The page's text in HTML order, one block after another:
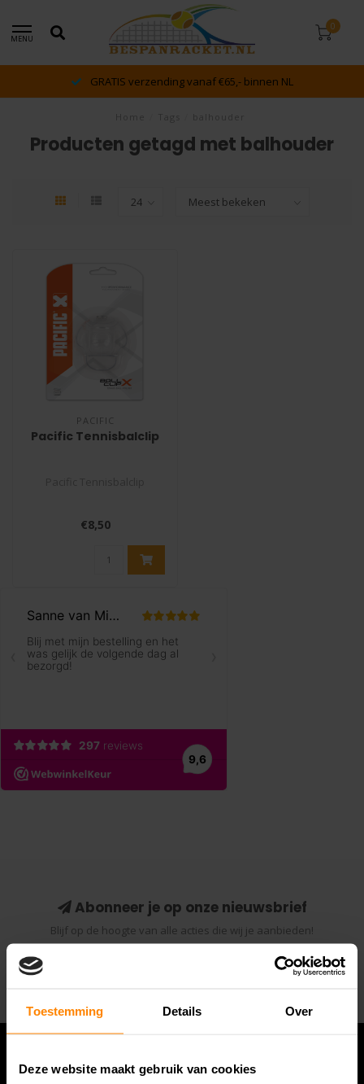
Toestemming Details Over
Deze website maakt gebruik van cookies
MENU
0
GRATIS verzending vanaf €65,- binnen NL
Producten getagd met balhouder
PACIFIC
Pacific Tennisbalclip
De Pacific tennisbalclip is
een handige clip waar een
€8,50
Abonneer je op onze nieuwsbrief
Blijf op de hoogte van alle acties die wij je aanbieden!
Abonneer